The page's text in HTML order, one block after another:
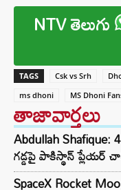
NTV తెలుగు
TAGS Csk vs Srh
ms dhoni
MS Dhoni
తాజావార్తలు
Abdullah Shafique:
గడ్డపై పాకిస్థాన్ ప్లేయర్
SpaceX Rocket